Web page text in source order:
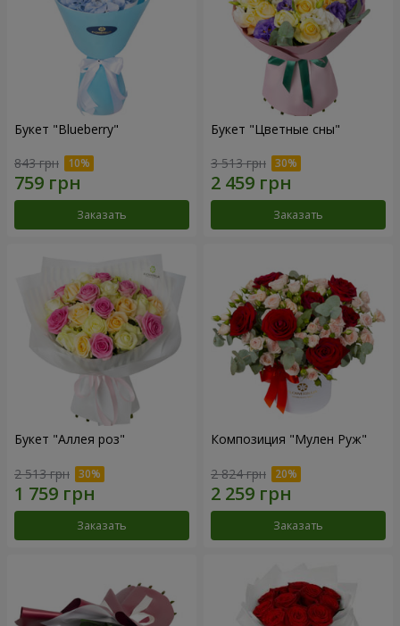
Букет "Blueberry"
843 грн
Заказать
Букет "Цветные сны"
3 513 грн
Заказать
Букет "Аллея роз"
2 513 грн
Заказать
Композиция "Мулен Руж"
2 824 грн
Заказать